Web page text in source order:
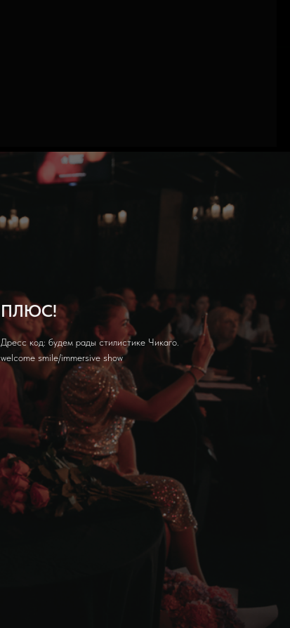
ПЛЮС!
Дресс код: будем рады стилистике Чикаго.
welcome smile/immersive show